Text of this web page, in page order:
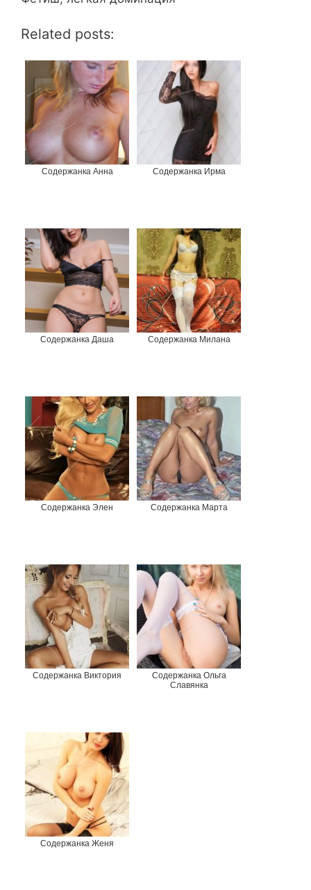
Related posts:
Содержанка Анна Содержанка Ирма
Содержанка Даша Содержанка Милана
Содержанка Элен Содержанка Марта
Содержанка Виктория
Содержанка Ольга
Славянка
Содержанка Женя